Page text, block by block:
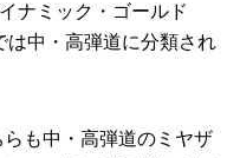
ナミック・ゴールド
は中・高弾道に分類され
も中・高弾道のミヤザ